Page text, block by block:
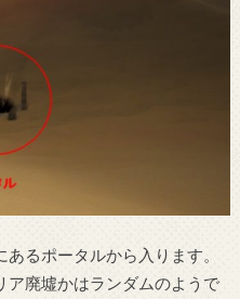
るポータルから入ります。
ア廃墟かはランダムのようで